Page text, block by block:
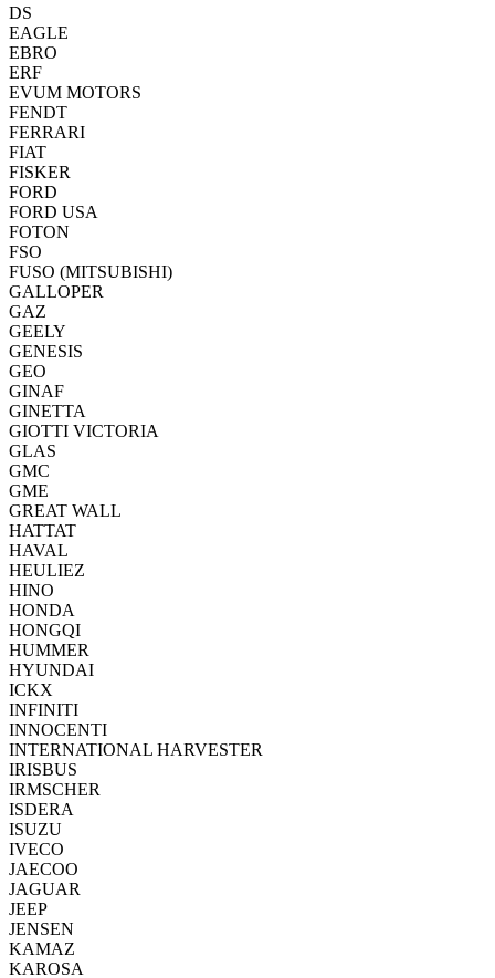
DS
EAGLE
EBRO
ERF
EVUM MOTORS
FENDT
FERRARI
FIAT
FISKER
FORD
FORD USA
FOTON
FSO
FUSO (MITSUBISHI)
GALLOPER
GAZ
GEELY
GENESIS
GEO
GINAF
GINETTA
GIOTTI VICTORIA
GLAS
GMC
GME
GREAT WALL
HATTAT
HAVAL
HEULIEZ
HINO
HONDA
HONGQI
HUMMER
HYUNDAI
ICKX
INFINITI
INNOCENTI
INTERNATIONAL HARVESTER
IRISBUS
IRMSCHER
ISDERA
ISUZU
IVECO
JAECOO
JAGUAR
JEEP
JENSEN
KAMAZ
KAROSA